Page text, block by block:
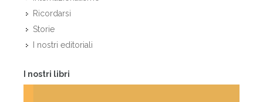
Ricordarsi
Storie
I nostri editoriali
I nostri libri